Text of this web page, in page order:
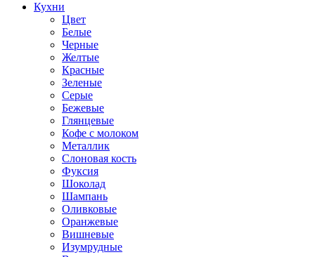
Кухни
Цвет
Белые
Черные
Желтые
Красные
Зеленые
Серые
Бежевые
Глянцевые
Кофе с молоком
Металлик
Слоновая кость
Фуксия
Шоколад
Шампань
Оливковые
Оранжевые
Вишневые
Изумрудные